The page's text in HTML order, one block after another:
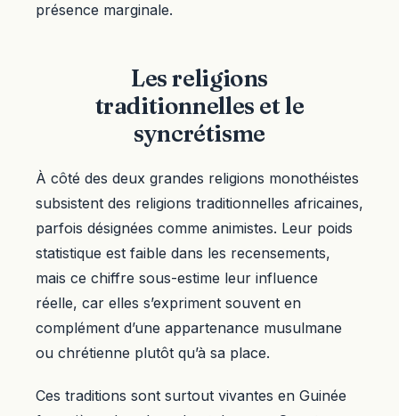
présence marginale.
Les religions
traditionnelles et le
syncrétisme
À côté des deux grandes religions monothéistes
subsistent des religions traditionnelles africaines,
parfois désignées comme animistes. Leur poids
statistique est faible dans les recensements,
mais ce chiffre sous-estime leur influence
réelle, car elles s’expriment souvent en
complément d’une appartenance musulmane
ou chrétienne plutôt qu’à sa place.
Ces traditions sont surtout vivantes en Guinée